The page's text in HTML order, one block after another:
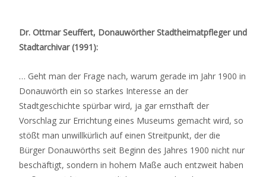
Dr. Ottmar Seuffert, Donauwörther Stadtheimatpfleger und
Stadtarchivar (1991):
… Geht man der Frage nach, warum gerade im Jahr 1900 in
Donauwörth ein so starkes Interesse an der
Stadtgeschichte spürbar wird, ja gar ernsthaft der
Vorschlag zur Errichtung eines Museums gemacht wird, so
stößt man unwillkürlich auf einen Streitpunkt, der die
Bürger Donauwörths seit Beginn des Jahres 1900 nicht nur
beschäftigt, sondern in hohem Maße auch entzweit haben